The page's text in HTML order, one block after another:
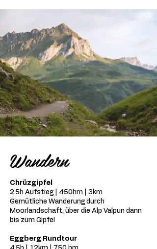
Wandern
Chrüzgipfel
2.5h Aufstieg | 450hm | 3km
Gemütliche Wanderung durch
Moorlandschaft, über die Alp Valpun dann
bis zum Gipfel
Eggberg Rundtour